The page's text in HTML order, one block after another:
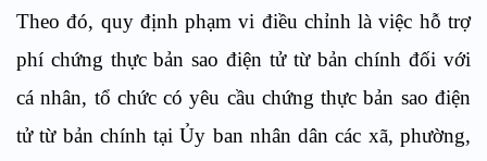
Theo đó, quy định phạm vi điều chỉnh là việc hỗ trợ
phí chứng thực bản sao điện tử từ bản chính đối với
cá nhân, tổ chức có yêu cầu chứng thực bản sao điện
tử từ bản chính tại Ủy ban nhân dân các xã, phường,